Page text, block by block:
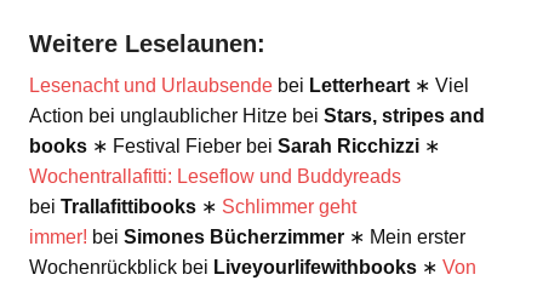
Weitere Leselaunen:
Lesenacht und Urlaubsende bei Letterheart ∗ Viel
Action bei unglaublicher Hitze bei Stars, stripes and
books ∗ Festival Fieber bei Sarah Ricchizzi ∗
Wochentrallafitti: Leseflow und Buddyreads
bei Trallafittibooks ∗ Schlimmer geht
immer! bei Simones Bücherzimmer ∗ Mein erster
Wochenrückblick bei Liveyourlifewithbooks ∗ Von